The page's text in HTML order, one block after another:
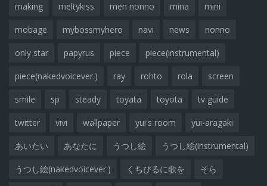
making meltykiss men nonno mina mini
mobage mybossmyhero navi news nonno
only star papyrus piece piece(instrumental)
piece(nakedvoicever.) ray rohto rola screen
smile sp steady toyata toyota tv guide
twitter vivi wallpaper yui's room yui-aragaki
あいたい あなたに うつし絵 うつし絵(instrumental)
うつし絵(nakedvoicever.) くちびるに歌を そら